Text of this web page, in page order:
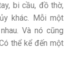
bi cầu, đồ thờ,
khác. Mỗi một
Và nó cũng
thể kể đến một